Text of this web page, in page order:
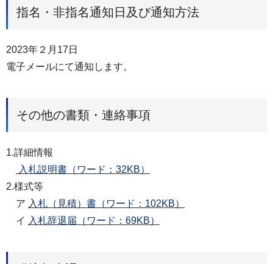
指名・非指名通知日及び通知方法
2023年２月17日
電子メールにて通知します。
その他の書類・連絡事項
1.詳細情報
入札説明書（ワード：32KB）
2.様式等
ア 入札（見積）書（ワード：102KB）
イ 入札辞退届（ワード：69KB）